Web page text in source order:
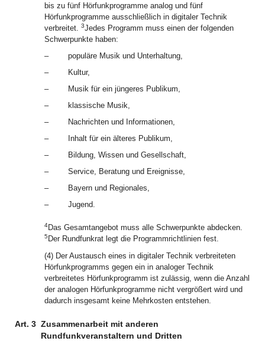
bis zu fünf Hörfunkprogramme analog und fünf
Hörfunkprogramme ausschließlich in digitaler Technik
verbreitet. 3Jedes Programm muss einen der folgenden
Schwerpunkte haben:
–
populäre Musik und Unterhaltung,
–
Kultur,
–
Musik für ein jüngeres Publikum,
–
klassische Musik,
–
Nachrichten und Informationen,
–
Inhalt für ein älteres Publikum,
–
Bildung, Wissen und Gesellschaft,
–
Service, Beratung und Ereignisse,
–
Bayern und Regionales,
–
Jugend.
4Das Gesamtangebot muss alle Schwerpunkte abdecken.
5 Der Rundfunkrat legt die Programmrichtlinien fest.
(4) Der Austausch eines in digitaler Technik verbreiteten
Hörfunkprogramms gegen ein in analoger Technik
verbreitetes Hörfunkprogramm ist zulässig, wenn die Anzahl
der analogen Hörfunkprogramme nicht vergrößert wird und
dadurch insgesamt keine Mehrkosten entstehen.
Art. 3 Zusammenarbeit mit anderen
Rundfunkveranstaltern und Dritten